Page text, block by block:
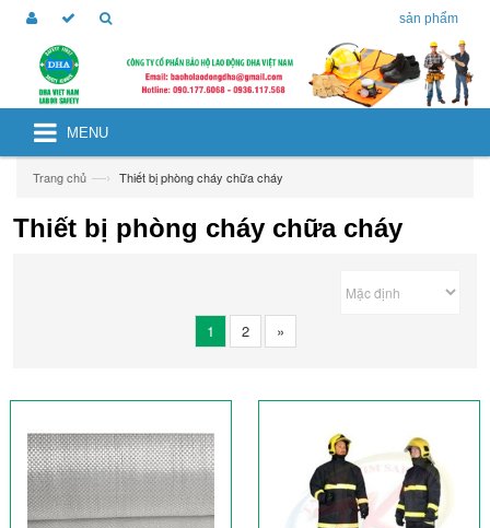
sản phẩm
MENU
Trang chủ —› Thiết bị phòng cháy chữa cháy
Thiết bị phòng cháy chữa cháy
1 2 »